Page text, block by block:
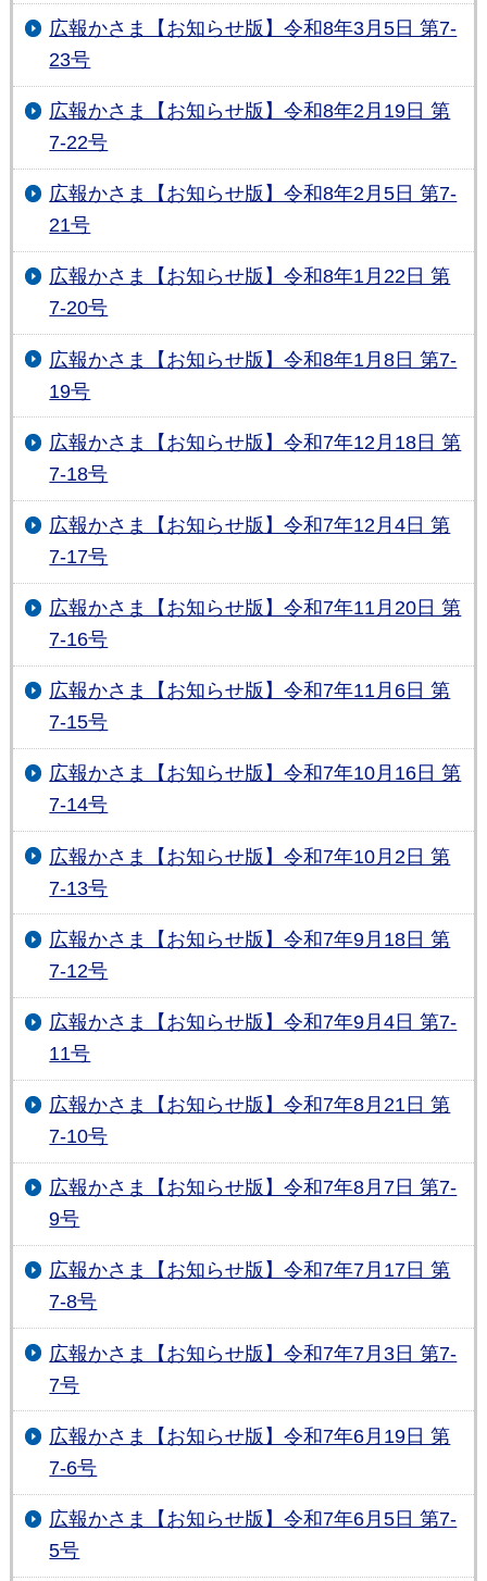
広報かさま【お知らせ版】令和8年3月5日 第7-
23号
広報かさま【お知らせ版】令和8年2月19日 第
7-22号
広報かさま【お知らせ版】令和8年2月5日 第7-
21号
広報かさま【お知らせ版】令和8年1月22日 第
7-20号
広報かさま【お知らせ版】令和8年1月8日 第7-
19号
広報かさま【お知らせ版】令和7年12月18日 第
7-18号
広報かさま【お知らせ版】令和7年12月4日 第
7-17号
広報かさま【お知らせ版】令和7年11月20日 第
7-16号
広報かさま【お知らせ版】令和7年11月6日 第
7-15号
広報かさま【お知らせ版】令和7年10月16日 第
7-14号
広報かさま【お知らせ版】令和7年10月2日 第
7-13号
広報かさま【お知らせ版】令和7年9月18日 第
7-12号
広報かさま【お知らせ版】令和7年9月4日 第7-
11号
広報かさま【お知らせ版】令和7年8月21日 第
7-10号
広報かさま【お知らせ版】令和7年8月7日 第7-
9号
広報かさま【お知らせ版】令和7年7月17日 第
7-8号
広報かさま【お知らせ版】令和7年7月3日 第7-
7号
広報かさま【お知らせ版】令和7年6月19日 第
7-6号
広報かさま【お知らせ版】令和7年6月5日 第7-
5号